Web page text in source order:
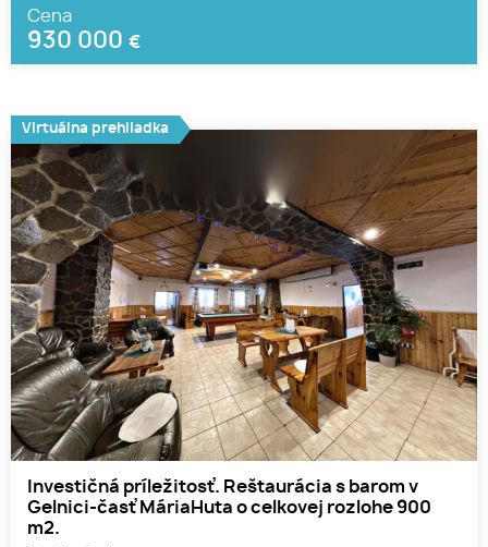
Cena
930 000 €
Investičná príležitosť. Reštaurácia s barom v
Gelnici-časť MáriaHuta o celkovej rozlohe 900
m2.
Virtuálna prehliadka